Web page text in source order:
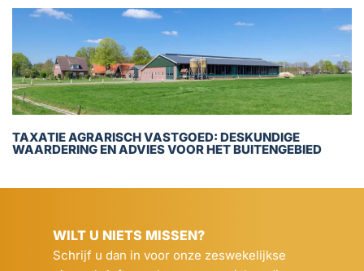
TAXATIE AGRARISCH VASTGOED: DESKUNDIGE
WAARDERING EN ADVIES VOOR HET BUITENGEBIED
WILT U NIETS MISSEN?
Schrijf u dan in voor onze zeswekelijkse